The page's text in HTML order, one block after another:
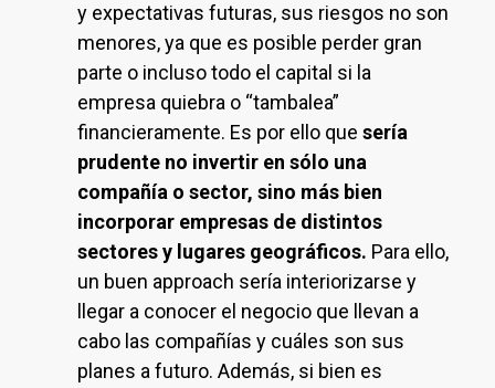
y expectativas futuras, sus riesgos no son
menores, ya que es posible perder gran
parte o incluso todo el capital si la
empresa quiebra o “tambalea”
financieramente. Es por ello que sería
prudente no invertir en sólo una
compañía o sector, sino más bien
incorporar empresas de distintos
sectores y lugares geográficos. Para ello,
un buen approach sería interiorizarse y
llegar a conocer el negocio que llevan a
cabo las compañías y cuáles son sus
planes a futuro. Además, si bien es